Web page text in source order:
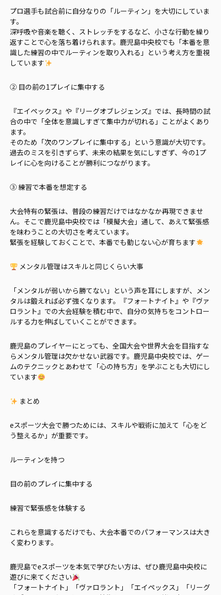
プロ選手も試合前に自分なりの「ルーティン」を大切にしていま
す。
深呼吸や音楽を聴く、ストレッチをするなど、小さな行動を繰り
返すことで心を落ち着けられます。鹿児島中央校でも「本番を意
識した練習の中でルーティンを取り入れる」という考え方を重視
しています
② 目の前の1プレイに集中する
『エイペックス』や『リーグオブレジェンズ』では、長時間の試
合の中で「全体を意識しすぎて集中力が切れる」ことがよくあり
ます。
そのため「次のワンプレイに集中する」という意識が大切です。
過去のミスを引きずらず、未来の結果を気にしすぎず、今の1プ
レイに心を向けることが勝利につながります。
③ 練習で本番を想定する
大会特有の緊張は、普段の練習だけではなかなか再現できませ
ん。そこで鹿児島中央校では「模擬大会」通して、あえて緊張感
を味わうことの大切さを考えています。
緊張を経験しておくことで、本番でも動じない心が育ちます
メンタル管理はスキルと同じくらい大事
「メンタルが弱いから勝てない」という声を耳にしますが、メン
タルは鍛えれば必ず強くなります。『フォートナイト』や『ヴァ
ロラント』での大会経験を積む中で、自分の気持ちをコントロー
ルする力を伸ばしていくことができます。
鹿児島のプレイヤーにとっても、全国大会や世界大会を目指すな
らメンタル管理は欠かせない武器です。鹿児島中央校では、ゲー
ムのテクニックとあわせて「心の持ち方」を学ぶことも大切にし
ています
まとめ
eスポーツ大会で勝つためには、スキルや戦術に加えて「心をど
う整えるか」が重要です。
ルーティンを持つ
目の前のプレイに集中する
練習で緊張感を体験する
これらを意識するだけでも、大会本番でのパフォーマンスは大き
く変わります。
鹿児島でeスポーツを本気で学びたい方は、ぜひ鹿児島中央校に
遊びに来てください
「フォートナイト」「ヴァロラント」「エイペックス」「リーグ